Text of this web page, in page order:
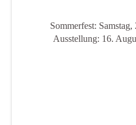
Sommerfest:
Ausstellung: 16.